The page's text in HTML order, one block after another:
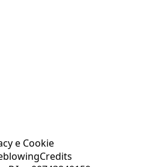
e Cookie
Credits